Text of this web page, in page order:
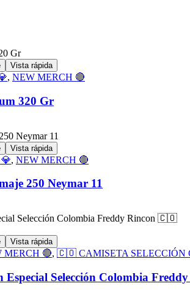
Vista rápida
, NEW MERCH 🔴
320 Gr
Vista rápida
, NEW MERCH 🔴
250 Neymar 11
Vista rápida
MERCH 🔴, 🇨🇴 CAMISETA
Especial Selección Colombia